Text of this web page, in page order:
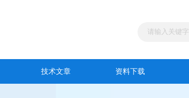
技术文章 资料下载